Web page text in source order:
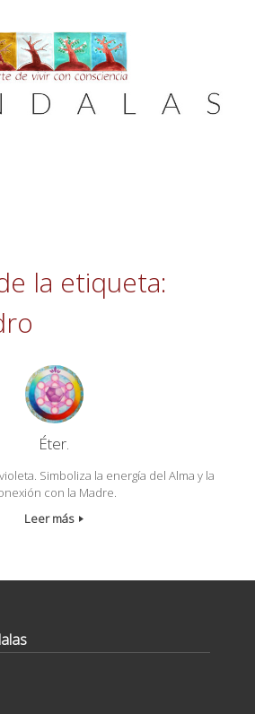
la etiqueta:
Éter.
Simboliza la energía del Alma y la
con la Madre.
Leer más